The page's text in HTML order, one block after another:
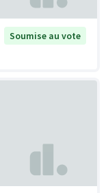
Soumise au vote